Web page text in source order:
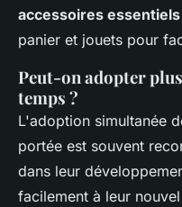
accessoires essentiels
panier et jouets pour
Peut-on adopter
temps ?
L'adoption simultanée
portée est souvent
dans leur
facilement à leur